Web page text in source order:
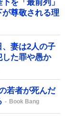
を「最前列」
尊敬される理
、妻は2人の子
た罪や愚か
若者が死んだ
Book Bang